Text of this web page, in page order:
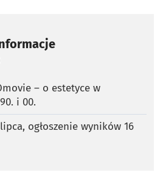
– o estetyce w
i 00.
ogłoszenie wyników 16